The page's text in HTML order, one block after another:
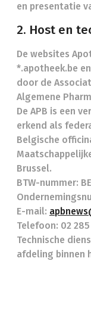
en presentatie
2. Host en
De websites
*.apotheek.be
door de
Algemene
De APB is een
erkend als
Belgische
Brussel.
BTW-nummer:
E-mail:
Telefoon: 02
Technische
afdeling binnen